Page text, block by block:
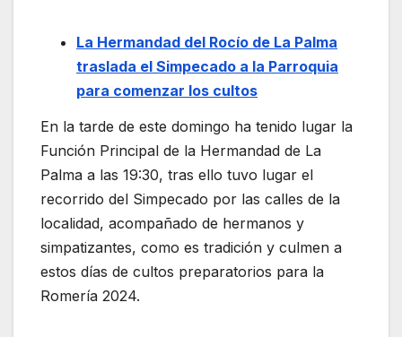
La Hermandad del Rocío de La Palma
traslada el Simpecado a la Parroquia
para comenzar los cultos
En la tarde de este domingo ha tenido lugar la
Función Principal de la Hermandad de La
Palma a las 19:30, tras ello tuvo lugar el
recorrido del Simpecado por las calles de la
localidad, acompañado de hermanos y
simpatizantes, como es tradición y culmen a
estos días de cultos preparatorios para la
Romería 2024.